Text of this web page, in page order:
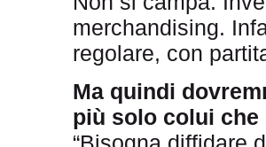
merchandising.
regolare, con
Ma quindi
più solo colui che